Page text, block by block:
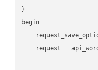
}
begin
request =